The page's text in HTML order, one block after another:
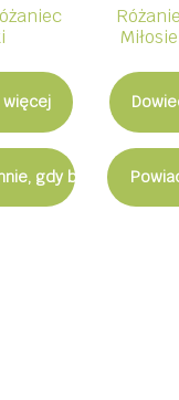
więcej
gdy będzie